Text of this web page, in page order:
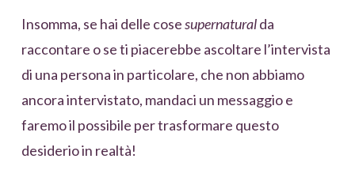
Insomma, se hai delle cosesupernaturalda
raccontare o se ti piacerebbe ascoltare l’intervista
di una persona in particolare, che non abbiamo
ancora intervistato, mandaci un messaggio e
faremo il possibile per trasformare questo
desiderio in realtà!